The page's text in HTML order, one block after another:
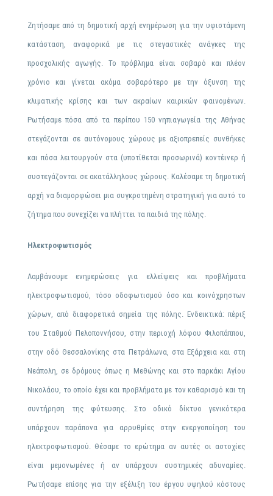
Ζητήσαμε από τη δημοτική αρχή ενημέρωση για την υφιστάμενη
κατάσταση, αναφορικά με τις στεγαστικές ανάγκες της
προσχολικής αγωγής. Το πρόβλημα είναι σοβαρό και πλέον
χρόνιο και γίνεται ακόμα σοβαρότερο με την όξυνση της
κλιματικής κρίσης και των ακραίων καιρικών φαινομένων.
Ρωτήσαμε πόσα από τα περίπου 150 νηπιαγωγεία της Αθήνας
στεγάζονται σε αυτόνομους χώρους με αξιοπρεπείς συνθήκες
και πόσα λειτουργούν στα (υποτίθεται προσωρινά) κοντέινερ ή
συστεγάζονται σε ακατάλληλους χώρους. Καλέσαμε τη δημοτική
αρχή να διαμορφώσει μια συγκροτημένη στρατηγική για αυτό το
ζήτημα που συνεχίζει να πλήττει τα παιδιά της πόλης.
Ηλεκτροφωτισμός
Λαμβάνουμε ενημερώσεις για ελλείψεις και προβλήματα
ηλεκτροφωτισμού, τόσο οδοφωτισμού όσο και κοινόχρηστων
χώρων, από διαφορετικά σημεία της πόλης. Ενδεικτικά: πέριξ
του Σταθμού Πελοποννήσου, στην περιοχή λόφου Φιλοπάππου,
στην οδό Θεσσαλονίκης στα Πετράλωνα, στα Εξάρχεια και στη
Νεάπολη, σε δρόμους όπως η Μεθώνης και στο παρκάκι Αγίου
Νικολάου, το οποίο έχει και προβλήματα με τον καθαρισμό και τη
συντήρηση της φύτευσης. Στο οδικό δίκτυο γενικότερα
υπάρχουν παράπονα για αρρυθμίες στην ενεργοποίηση του
ηλεκτροφωτισμού. Θέσαμε το ερώτημα αν αυτές οι αστοχίες
είναι μεμονωμένες ή αν υπάρχουν συστημικές αδυναμίες.
Ρωτήσαμε επίσης για την εξέλιξη του έργου υψηλού κόστους